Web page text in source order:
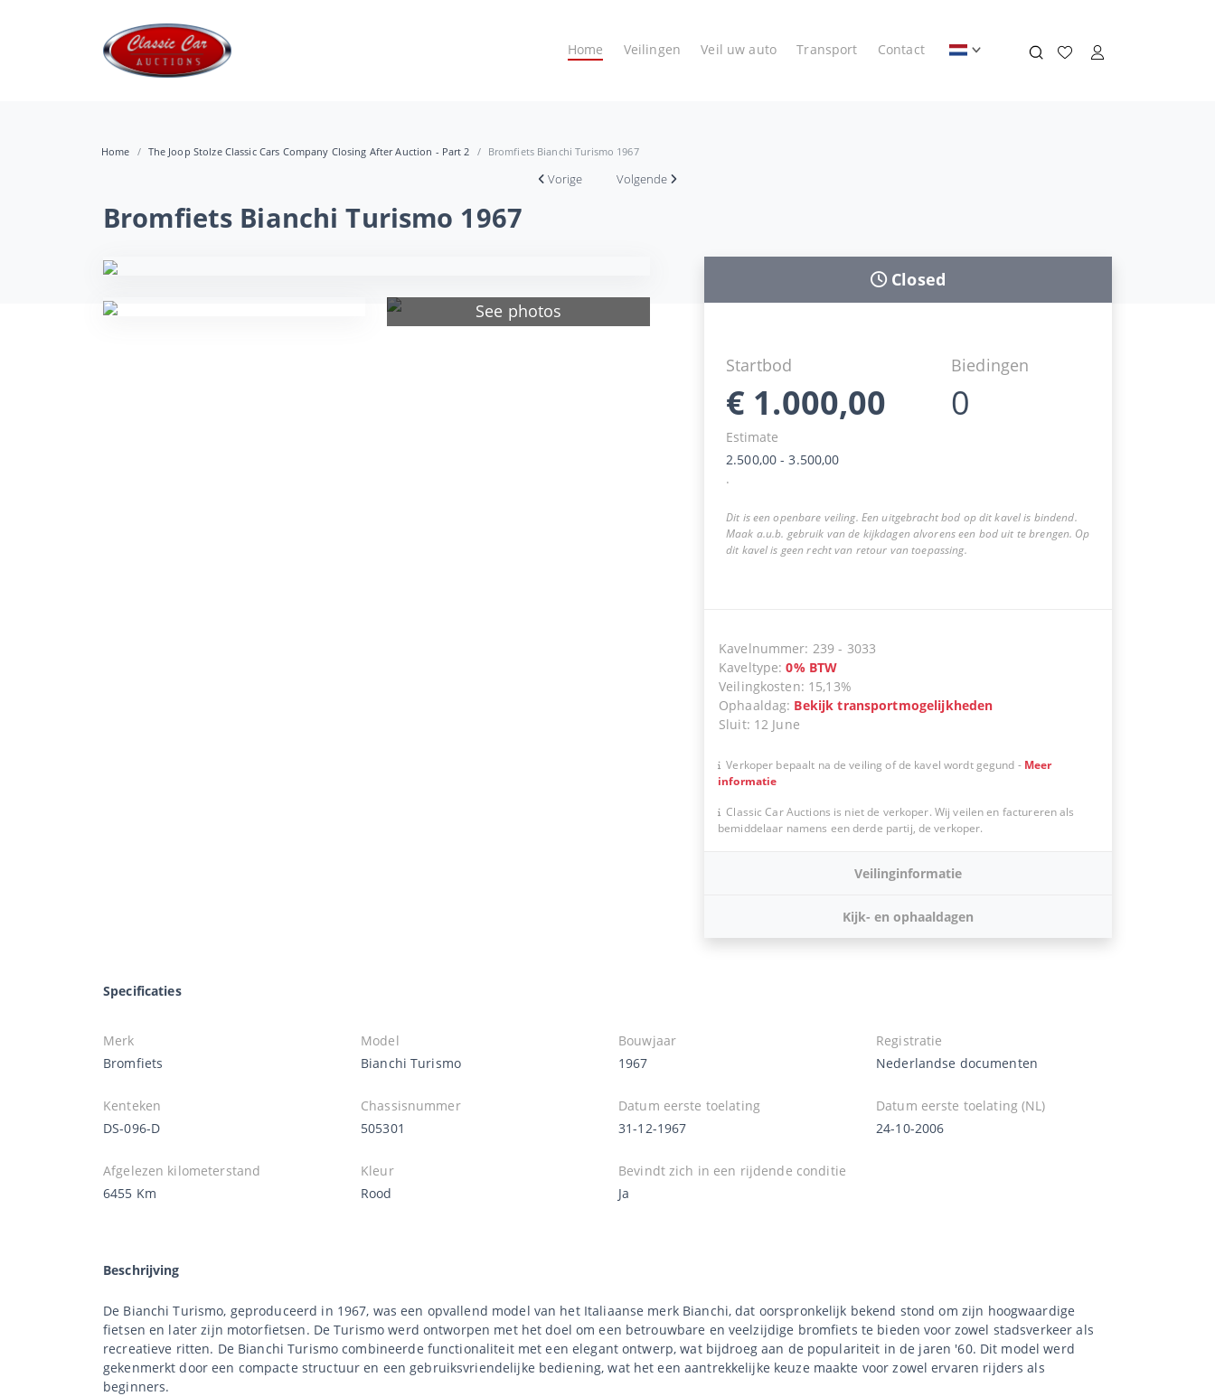
Home Veilingen Veil uw auto Transport Contact
Home The Joop Stolze Classic Cars Company Closing After Auction - Part 2 Bromfiets Bianchi Turismo 1967
Vorige Volgende
Bromfiets Bianchi Turismo 1967
See photos
Closed
Startbod
€ 1.000,00
Biedingen
0
Estimate
2.500,00 -3.500,00
.
Dit is een openbare veiling. Een uitgebracht bod op dit kavel is bindend.
Maak a.u.b. gebruik van de kijkdagen alvorens een bod uit te brengen. Op
dit kavel is geen recht van retour van toepassing.
Kavelnummer: 239 - 3033
Kaveltype:0% BTW
Veilingkosten: 15,13%
Ophaaldag: Bekijk transportmogelijkheden
Sluit: 12 June
Verkoper bepaalt na de veiling of de kavel wordt gegund - Meer
informatie
Classic Car Auctions is niet de verkoper. Wij veilen en factureren als
bemiddelaar namens een derde partij, de verkoper.
Veilinginformatie
Kijk- en ophaaldagen
Specificaties
Merk
Bromfiets
Model
Bianchi Turismo
Bouwjaar
1967
Registratie
Nederlandse documenten
Kenteken
DS-096-D
Chassisnummer
505301
Datum eerste toelating
31-12-1967
Datum eerste toelating (NL)
24-10-2006
Afgelezen kilometerstand
6455 Km
Kleur
Rood
Bevindt zich in een rijdende conditie
Ja
Beschrijving
De Bianchi Turismo, geproduceerd in 1967, was een opvallend model van het Italiaanse merk Bianchi, dat oorspronkelijk bekend stond om zijn hoogwaardige
fietsen en later zijn motorfietsen. De Turismo werd ontworpen met het doel om een betrouwbare en veelzijdige bromfiets te bieden voor zowel stadsverkeer als
recreatieve ritten. De Bianchi Turismo combineerde functionaliteit met een elegant ontwerp, wat bijdroeg aan de populariteit in de jaren '60. Dit model werd
gekenmerkt door een compacte structuur en een gebruiksvriendelijke bediening, wat het een aantrekkelijke keuze maakte voor zowel ervaren rijders als
beginners.